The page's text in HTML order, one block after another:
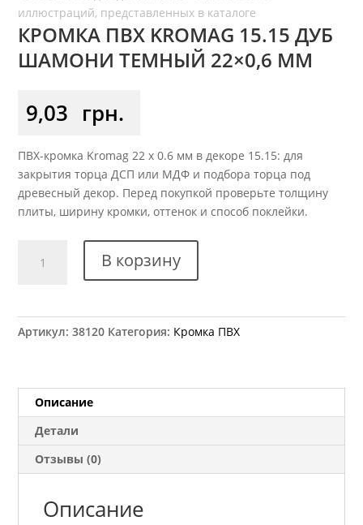
КРОМКА ПВХ KROMAG 15.15 ДУБ
ШАМОНИ ТЕМНЫЙ 22×0,6 ММ
9,03 грн.
ПВХ-кромка Kromag 22 x 0.6 мм в декоре 15.15: для
закрытия торца ДСП или МДФ и подбора торца под
древесный декор. Перед покупкой проверьте толщину
плиты, ширину кромки, оттенок и способ поклейки.
товара
15.15
темный
22x0,6
В корзину
Артикул:38120 Категория: Кромка ПВХ
Описание
Детали
Отзывы (0)
Описание